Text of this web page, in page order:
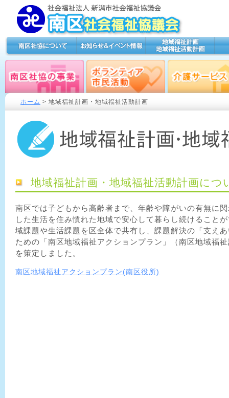
ホーム > 地域福祉計画・地域福祉活動計画
地域福祉計画・地域福祉活動計画につ
南区では子どもから高齢者まで、年齢や障がいの有無に
した生活を住み慣れた地域で安心して暮らし続けること
域課題や生活課題を区全体で共有し、課題解決の「支え
ための「南区地域福祉アクションプラン」（南区地域福
を策定しました。
南区地域福祉アクションプラン(南区役所)